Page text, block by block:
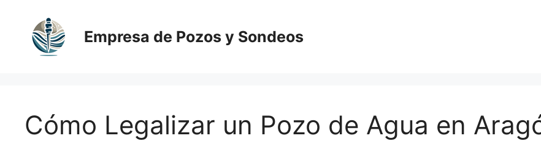
contenido
Empresa de Pozos y Sondeos
Cómo Legalizar un Pozo de Agua en